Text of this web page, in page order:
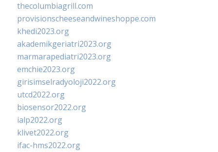
thecolumbiagrill.com
provisionscheeseandwineshoppe.com
khedi2023.org
akademikgeriatri2023.org
marmarapediatri2023.org
emchie2023.org
girisimselradyoloji2022.org
utcd2022.org
biosensor2022.org
ialp2022.org
klivet2022.org
ifac-hms2022.org